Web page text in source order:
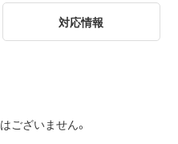
対応情報
ございません。